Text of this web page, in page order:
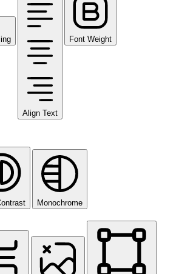
Align Text
Font Weight
Monochrome